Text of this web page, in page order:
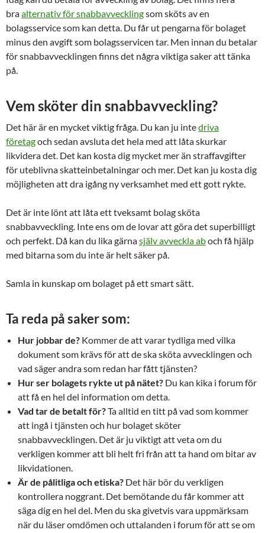
braalternativ för snabbavvecklingsom sköts av en
bolagsservice som kan detta. Du får ut pengarna för bolaget
minus den avgift som bolagsservicen tar. Men innan du betalar
för snabbavvecklingen finns det några viktiga saker att tänka
på.
Vem sköter din snabbavveckling?
Det här är en mycket viktig fråga. Du kan ju intedriva
företagoch sedan avsluta det hela med att låta skurkar
likvidera det. Det kan kosta dig mycket mer än straffavgifter
för uteblivna skatteinbetalningar och mer. Det kan ju kosta dig
möjligheten att dra igång ny verksamhet med ett gott rykte.
Det är inte lönt att låta ett tveksamt bolag sköta
snabbavveckling. Inte ens om de lovar att göra det superbilligt
och perfekt. Då kan du lika gärnasjälv avveckla aboch få hjälp
med bitarna som du inte är helt säker på.
Samla in kunskap om bolaget på ett smart sätt.
Ta reda på saker som:
Hur jobbar de? Kommer de att varar tydliga med vilka
dokument som krävs för att de ska sköta avvecklingen och
vad säger andra som redan har fått tjänsten?
Hur ser bolagets rykte ut på nätet? Du kan kika i forum för
att få en hel del information om detta.
Vad tar de betalt för?Ta alltid en titt på vad som kommer
att ingå i tjänsten och hur bolaget sköter
snabbavvecklingen. Det är ju viktigt att veta om du
verkligen kommer att bli helt fri från att ta hand om bitar av
likvidationen.
Är de pålitliga och etiska? Det här bör du verkligen
kontrollera noggrant. Det bemötande du får kommer att
säga dig en hel del. Men du ska givetvis vara uppmärksam
när du läser omdömen och uttalanden i forum för att se om